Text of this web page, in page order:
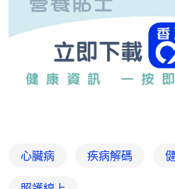
心臟病 疾病解碼